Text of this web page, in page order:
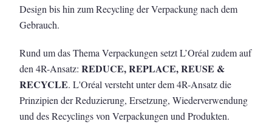
Design bis hin zum Recycling der Verpackung nach dem
Gebrauch.
Rund um das Thema Verpackungen setzt L’Oréal zudem auf
den 4R-Ansatz: REDUCE, REPLACE, REUSE &
RECYCLE. L'Oréal versteht unter dem 4R-Ansatz die
Prinzipien der Reduzierung, Ersetzung, Wiederverwendung
und des Recyclings von Verpackungen und Produkten.